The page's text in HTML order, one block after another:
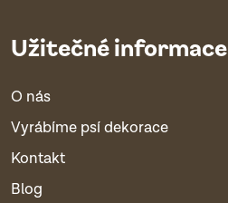
Užitečné informace
O nás
Vyrábíme psí dekorace
Kontakt
Blog